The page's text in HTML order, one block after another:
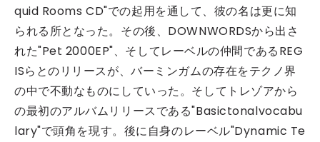
quid Rooms CD"での起用を通して、彼の名は更に知
られる所となった。その後、DOWNWORDSから出さ
れた"Pet 2000EP"、そしてレーベルの仲間であるREG
ISらとのリリースが、バーミンガムの存在をテクノ界
の中で不動なものにしていった。そしてトレゾアから
の最初のアルバムリリースである"Basictonalvocabu
lary"で頭角を現す。後に自身のレーベル"Dynamic Te